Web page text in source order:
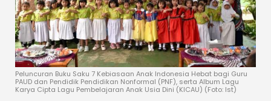
Peluncuran Buku Saku 7 Kebiasaan Anak Indonesia Hebat bagi Guru
PAUD dan Pendidik Pendidikan Nonformal (PNF), serta Album Lagu
Karya Cipta Lagu Pembelajaran Anak Usia Dini (KICAU) (Foto: Ist)